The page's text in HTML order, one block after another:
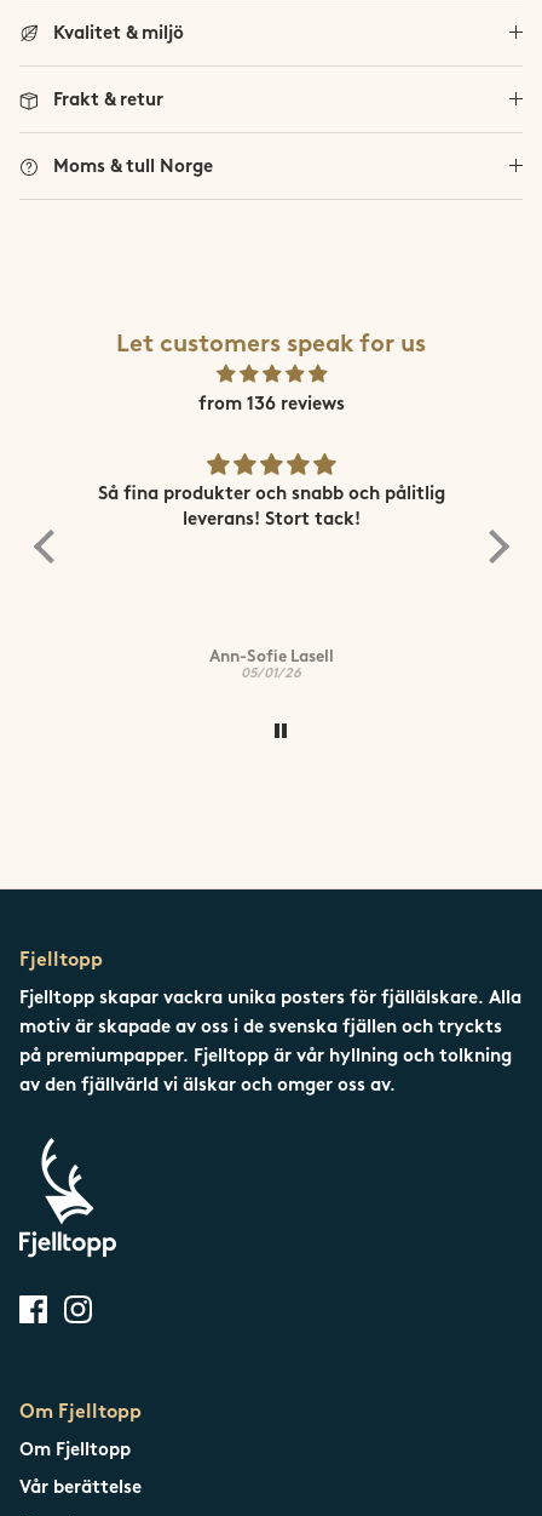
Kvalitet & miljö
Frakt & retur
Moms & tull Norge
Let customers speak for us
from 136 reviews
Så fina produkter och snabb och pålitlig
leverans! Stort tack!
Ann-Sofie Lasell
05/01/26
Fjelltopp
Fjelltopp skapar vackra unika posters för fjällälskare. Alla
motiv är skapade av oss i de svenska fjällen och tryckts
på premiumpapper. Fjelltopp är vår hyllning och tolkning
av den fjällvärld vi älskar och omger oss av.
Om Fjelltopp
Om Fjelltopp
Vår berättelse